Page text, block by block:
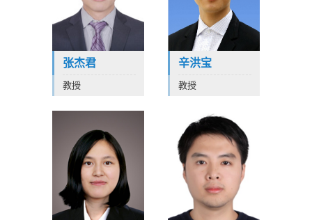
张杰君
教授
辛洪宝
教授